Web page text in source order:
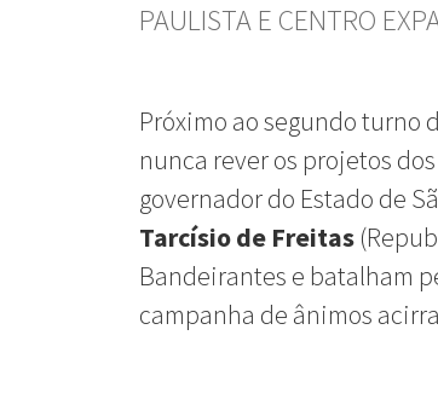
PAULISTA E CENTRO
Próximo ao segundo turno
nunca rever os projetos
governador do Estado de
Tarcísio de Freitas
Bandeirantes e batalham
campanha de ânimos